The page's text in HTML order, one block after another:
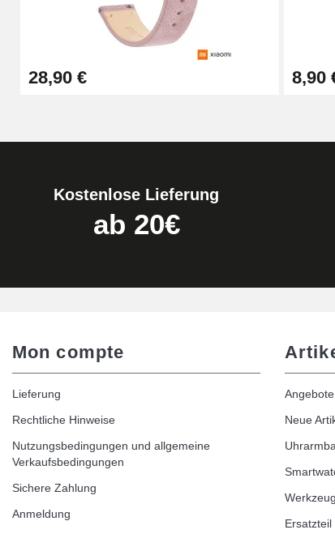
Einfaches Abziehen von
28,90 € 8,90
Kostenlose Lieferung
ab 20€
Mon compte
Lieferung
Rechtliche Hinweise
Nutzungsbedingungen und allgemeine
Verkaufsbedingungen
Sichere Zahlung
Anmeldung
Angebote
Neue
Ersatzteil